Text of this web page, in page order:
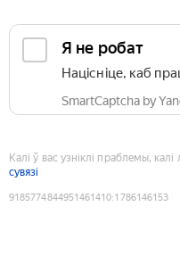
Я не робат
Націсніце, каб
SmartCaptcha by
Калі ў вас узніклі праблемы,
сувязі
9185774844951461410:1786146153